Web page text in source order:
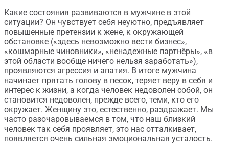
Какие состояния развиваются в мужчине в этой
ситуации? Он чувствует себя неуютно, предъявляет
повышенные претензии к жене, к окружающей
обстановке («здесь невозможно вести бизнес»,
«кошмарные чиновники», «ненадежные партнёры», «в
этой области вообще ничего нельзя заработать»),
проявляются агрессия и апатия. В итоге мужчина
начинает прятать голову в песок, теряет веру в себя и
интерес к жизни, а когда человек недоволен собой, он
становится недоволен, прежде всего, теми, кто его
окружает. Женщину это, естественно, раздражает. Мы
часто разочаровываемся в том, что наш близкий
человек так себя проявляет, это нас отталкивает,
появляется очень сильная эмоциональная усталость.